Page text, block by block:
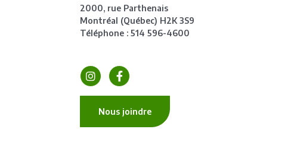
2000, rue Parthenais
Montréal (Québec) H2K 3S9
Téléphone : 514 596-4600
Nous joindre